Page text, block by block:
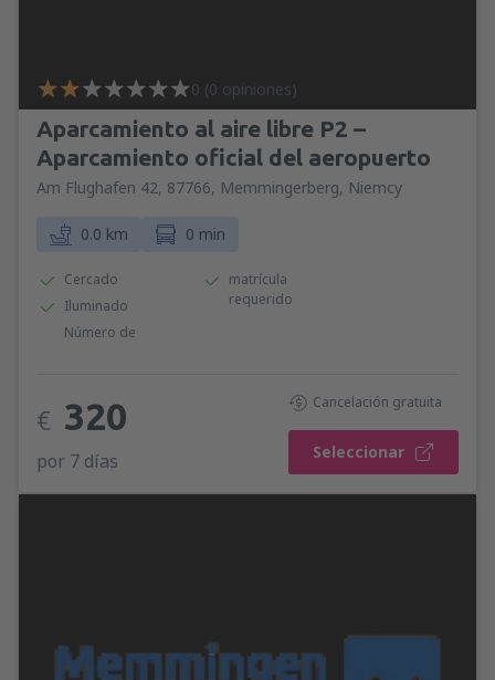
0 (0 opiniones)
Aparcamiento al aire libre P2 –
Aparcamiento oficial del aeropuerto
Am Flughafen 42, 87766, Memmingerberg, Niemcy
0.0 km 0 min
Cercado
Iluminado
Número de
matrícula
requerido
€ 320
por 7 días Seleccionar
Cancelación gratuita